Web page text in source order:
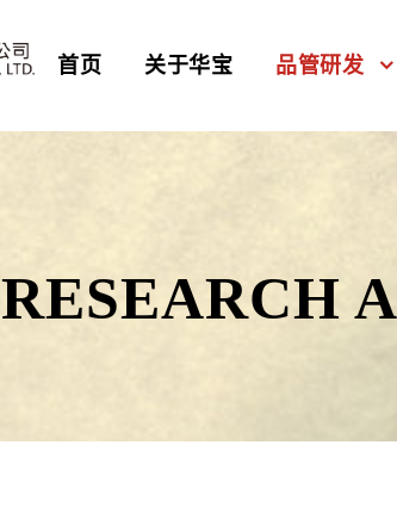
首页 关于华宝 品管研发
RESEARCH